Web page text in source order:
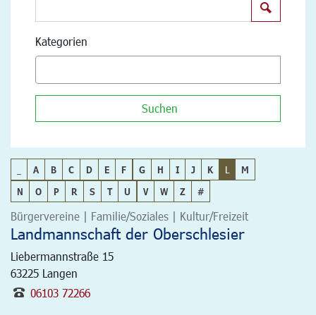
Kategorien
Suchen
A B C D E F G H I J K L
M
N
O P R S T U V W Z #
Bürgervereine | Familie/Soziales | Kultur/Freizeit
Landmannschaft der Oberschlesier
Liebermannstraße 15
63225 Langen
06103 72266